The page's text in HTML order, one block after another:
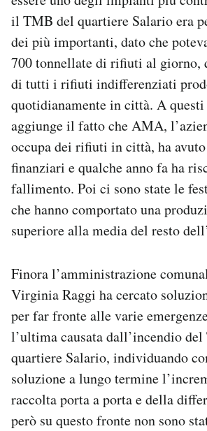
il TMB del quartiere Salario era
dei più importanti, dato che
700 tonnellate di rifiuti al giorno,
di tutti i rifiuti indifferenziati
quotidianamente in città. A
aggiunge il fatto che AMA,
occupa dei rifiuti in città, ha
finanziari e qualche anno fa ha
fallimento. Poi ci sono state le
che hanno comportato una
superiore alla media del resto
Finora l’amministrazione
Virginia Raggi ha cercato
per far fronte alle varie
l’ultima causata dall’incendio
quartiere Salario, individuando
soluzione a lungo termine
raccolta porta a porta e della
però su questo fronte non sono